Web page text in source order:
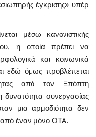
έγκρισης» υπέρ
μέσω κανονιστικής
η οποία πρέπει να
και κοινωνικά
εδώ όμως προβλέπεται
από τον Επόπτη
δυνατότητα συνεργασίας
μια αρμοδιότητα δεν
από έναν μόνο ΟΤΑ.